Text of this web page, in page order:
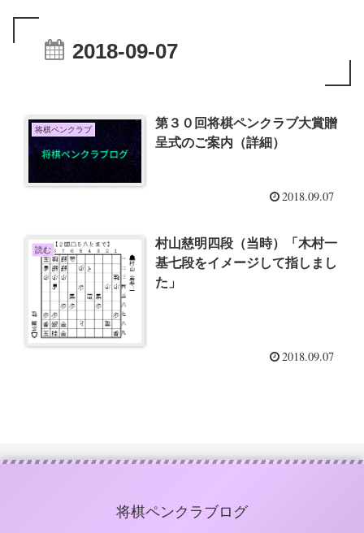
2018-09-07
将棋ペンクラブ
第３０回将棋ペンクラブ大賞贈
呈式のご案内（詳細）
2018.09.07
読む
村山慈明四段（当時）「木村一
基七段をイメージして指しまし
た」
2018.09.07
将棋ペンクラブログ